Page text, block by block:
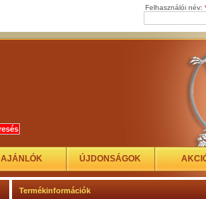
Felhasználói név:
AJÁNLÓK ÚJDONSÁGOK
Termékinformációk